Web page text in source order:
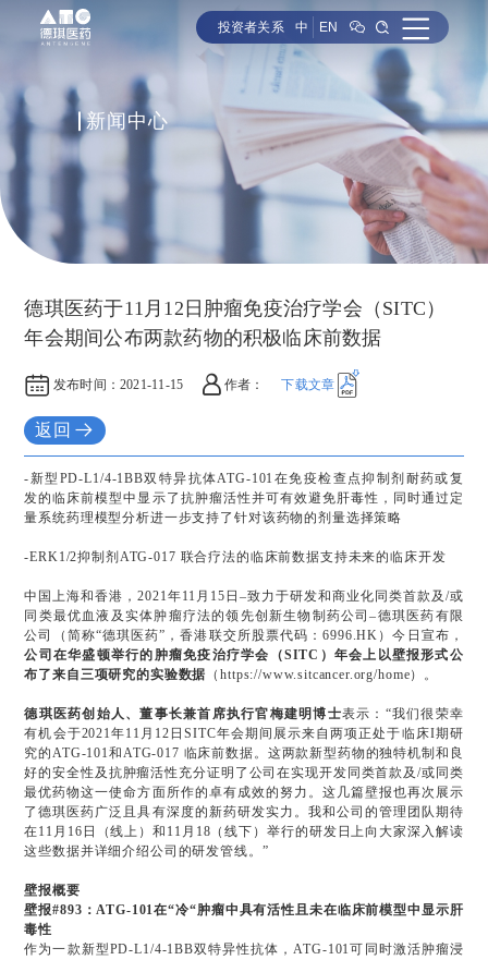
投资者关系 中 EN
新闻中心
德琪医药于11月12日肿瘤免疫治疗学会（SITC）
年会期间公布两款药物的积极临床前数据
发布时间： 2021-11-15 作者： 下载文章
返回
-新型PD-L1/4-1BB双特异抗体ATG-101在免疫检查点抑制剂耐药或复
发的临床前模型中显示了抗肿瘤活性并可有效避免肝毒性，同时通过定
量系统药理模型分析进一步支持了针对该药物的剂量选择策略
-ERK1/2抑制剂ATG-017 联合疗法的临床前数据支持未来的临床开发
中国上海和香港，2021年11月15日–致力于研发和商业化同类首款及/或
同类最优血液及实体肿瘤疗法的领先创新生物制药公司–德琪医药有限
公司（简称“德琪医药”，香港联交所股票代码：6996.HK）今日宣布，
公司在华盛顿举行的肿瘤免疫治疗学会（SITC）年会上以壁报形式公
布了来自三项研究的实验数据 （https://www.sitcancer.org/home）。
德琪医药创始人、董事长兼首席执行官梅建明博士表示：“我们很荣幸
有机会于2021年11月12日SITC年会期间展示来自两项正处于临床I期研
究的ATG-101和ATG-017 临床前数据。这两款新型药物的独特机制和良
好的安全性及抗肿瘤活性充分证明了公司在实现开发同类首款及/或同类
最优药物这一使命方面所作的卓有成效的努力。这几篇壁报也再次展示
了德琪医药广泛且具有深度的新药研发实力。我和公司的管理团队期待
在11月16日（线上）和11月18（线下）举行的研发日上向大家深入解读
这些数据并详细介绍公司的研发管线。”
壁报概要
壁报#893：ATG-101在“冷“肿瘤中具有活性且未在临床前模型中显示肝
毒性
作为一款新型PD-L1/4-1BB双特异性抗体，ATG-101可同时激活肿瘤浸